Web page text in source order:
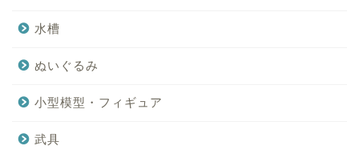
水槽
ぬいぐるみ
小型模型・フィギュア
武具